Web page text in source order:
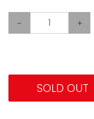
- +
SOLD OUT